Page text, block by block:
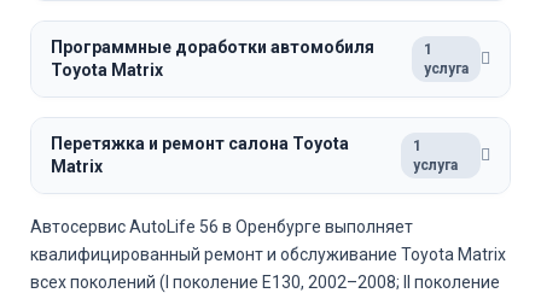
Программные доработки автомобиля
Toyota Matrix
1
услуга
Перетяжка и ремонт салона Toyota
Matrix
1
услуга
Автосервис AutoLife 56 в Оренбурге выполняет
квалифицированный ремонт и обслуживание Toyota Matrix
всех поколений (I поколение E130, 2002–2008; II поколение